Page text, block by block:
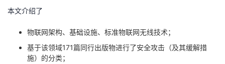
动
关
我
本文介绍了
物联网架构、基础设施、标准物联网无线技术；
基于该领域171篇同行出版物进行了安全攻击（及其缓解措
施）的分类；